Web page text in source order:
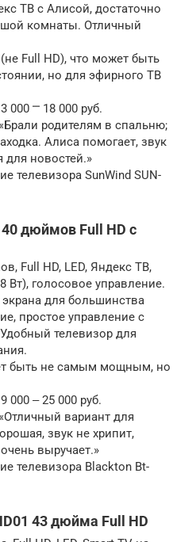
ТВ с Алисой, достаточно
комнаты. Отличный
Full HD), что может быть
но для эфирного ТВ
000 ⎻ 18 000 руб.
родителям в спальню;
Алиса помогает, звук
для новостей.»
телевизора SunWind SUN-
дюймов Full HD с
Full HD, LED, Яндекс ТВ,
Вт), голосовое управление.
для большинства
простое управление с
телевизор для
быть не самым мощным, но
000 ‒ 25 000 руб.
вариант для
звук не хрипит,
выручает.»
телевизора Blackton Bt-
43 дюйма Full HD